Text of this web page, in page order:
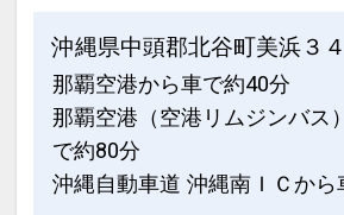
ホテルポイント
≪テルメヴィラちゅらーゆ
かい
●天然温泉＆ヒーリングプ
沖縄県中頭郡北谷町美浜３
那覇空港から車で約40分
那覇空港（空港リムジンバス
で約80分
沖縄自動車道 沖縄南ＩＣから